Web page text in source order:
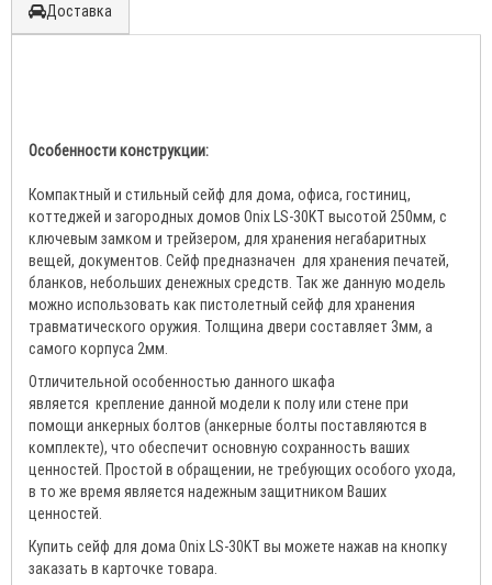
Доставка
Особенности конструкции:
Компактный и стильный сейф для дома, офиса, гостиниц,
коттеджей и загородных домов OnixLS-30KT высотой 250мм, с
ключевым замком и трейзером, для хранения негабаритных
вещей, документов. Сейф предназначен для хранения печатей,
бланков, небольших денежных средств. Так же данную модель
можно использовать как пистолетный сейф для хранения
травматического оружия. Толщина двери составляет 3мм, а
самого корпуса 2мм.
Отличительной особенностью данного шкафа
является крепление данной модели к полу или стене при
помощи анкерных болтов (анкерные болты поставляются в
комплекте), что обеспечит основную сохранность ваших
ценностей. Простой в обращении, не требующих особого ухода,
в то же время является надежным защитником Ваших
ценностей.
Купить сейф для дома Onix LS-30KT вы можете нажав на кнопку
заказать в карточке товара.